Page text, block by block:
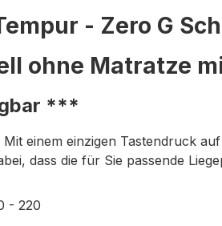
- Zero G
ohne Matratze
***
einem einzigen Tastendruck
dass die für Sie passende
- 220